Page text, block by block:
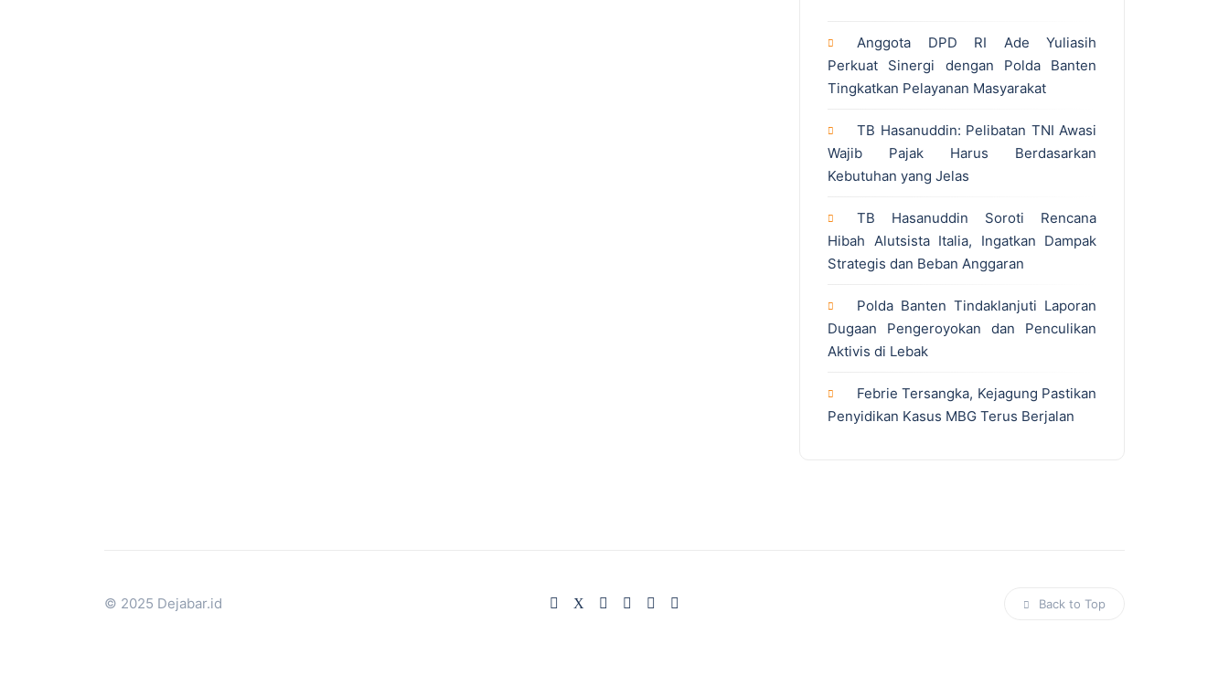
Anggota DPD RI Ade Yuliasih
Perkuat Sinergi dengan Polda Banten
Tingkatkan Pelayanan Masyarakat
TB Hasanuddin: Pelibatan TNI Awasi
Wajib Pajak Harus Berdasarkan
Kebutuhan yang Jelas
TB Hasanuddin Soroti Rencana
Hibah Alutsista Italia, Ingatkan Dampak
Strategis dan Beban Anggaran
Polda Banten Tindaklanjuti Laporan
Dugaan Pengeroyokan dan Penculikan
Aktivis di Lebak
Febrie Tersangka, Kejagung Pastikan
Penyidikan Kasus MBG Terus Berjalan
© 2025 Dejabar.id Back to Top